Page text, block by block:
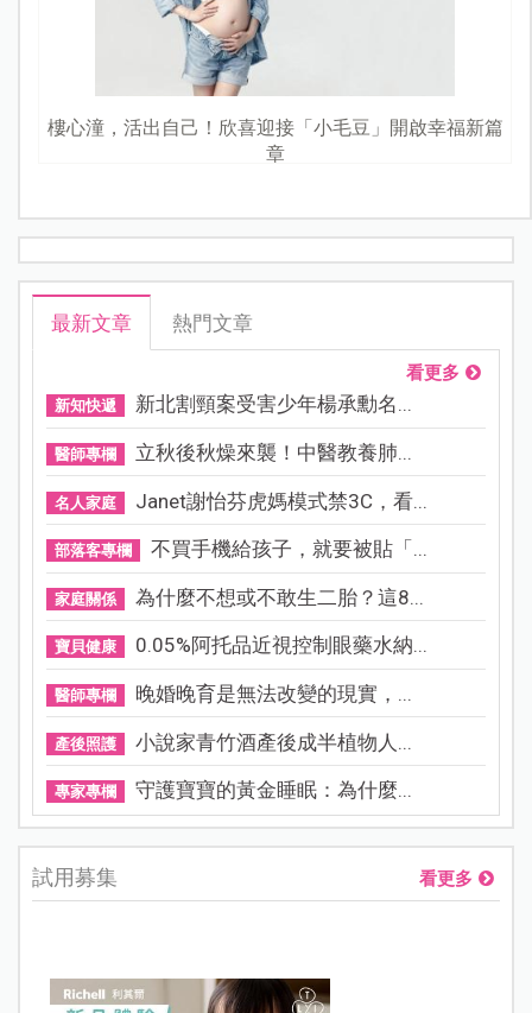
樓心潼，活出自己！欣喜迎接「小毛豆」開啟幸福新篇
章
最新文章 熱門文章
看更多
新知快遞 新北割頸案受害少年楊承勳名...
醫師專欄 立秋後秋燥來襲！中醫教養肺...
名人家庭 Janet謝怡芬虎媽模式禁3C，看...
部落客專欄 不買手機給孩子，就要被貼「...
家庭關係 為什麼不想或不敢生二胎？這8...
寶貝健康 0.05%阿托品近視控制眼藥水納...
醫師專欄 晚婚晚育是無法改變的現實，...
產後照護 小說家青竹酒產後成半植物人...
專家專欄 守護寶寶的黃金睡眠：為什麼...
試用募集 看更多